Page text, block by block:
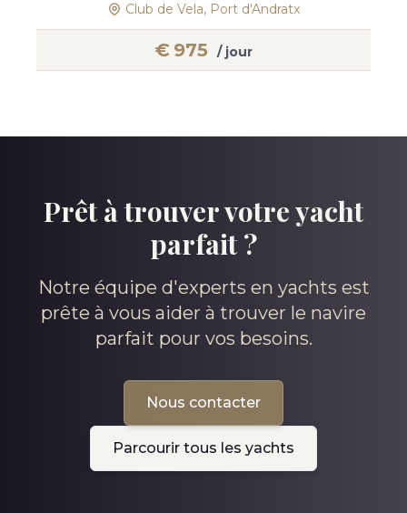
Club de Vela, Port d'Andratx
€ 975 / jour
Prêt à trouver votre yacht
parfait ?
Notre équipe d'experts en yachts est
prête à vous aider à trouver le navire
parfait pour vos besoins.
Nous contacter
Parcourir tous les yachts